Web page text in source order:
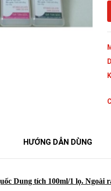
HƯỚNG DẪN DÙNG
Dung tích 100ml/1 lọ. Ngoài